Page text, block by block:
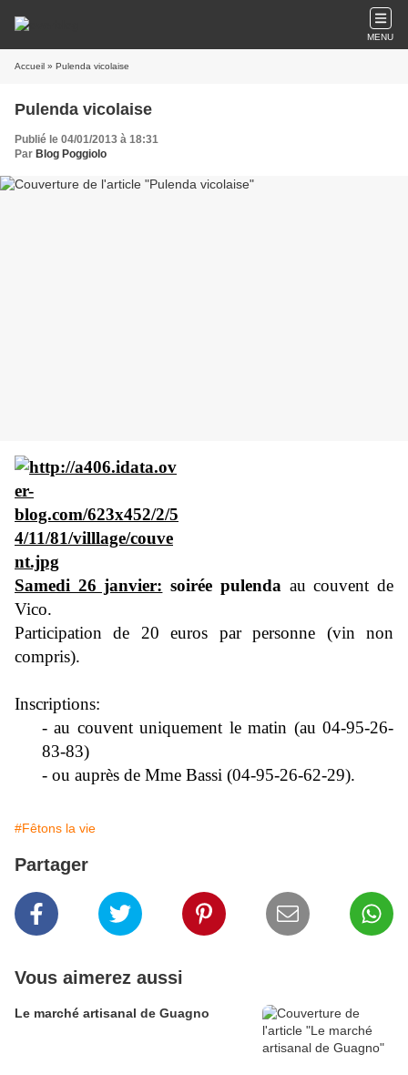
MENU
Accueil » Pulenda vicolaise
Pulenda vicolaise
Publié le 04/01/2013 à 18:31
Par Blog Poggiolo
Samedi 26 janvier: soirée pulenda au couvent de
Vico.
Participation de 20 euros par personne (vin non
compris).
Inscriptions:
- au couvent uniquement le matin (au 04-95-26-
83-83)
- ou auprès de Mme Bassi (04-95-26-62-29).
#Fêtons la vie
Partager
Vous aimerez aussi
Le marché artisanal de Guagno